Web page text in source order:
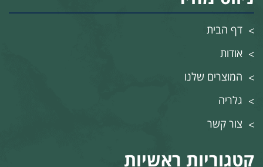
דף הבית
אודות
המוצרים שלנו
גלריה
צור קשר
קטגוריות ראשיות